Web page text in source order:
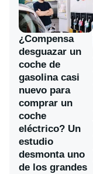
¿Compensa
desguazar un
coche de
gasolina casi
nuevo para
comprar un
coche
eléctrico? Un
estudio
desmonta uno
de los grandes